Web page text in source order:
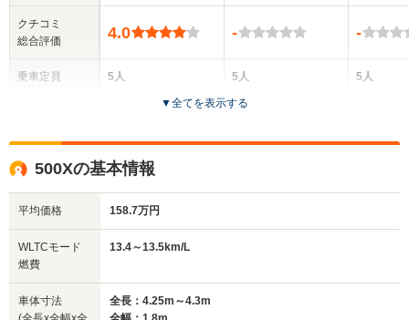
クチコミ
総合評価
乗車定員
サイズ
(全長x全幅x全高)
4.0
5人
全高
1.6m
全幅
1.78m
-
5人
5ドア
-
5人
▼全てを表示する
500Xの基本情報
平均価格 158.7万円
WLTCモード
燃費
13.4～13.5km/L
車体寸法
全長：4.25m～4.3m